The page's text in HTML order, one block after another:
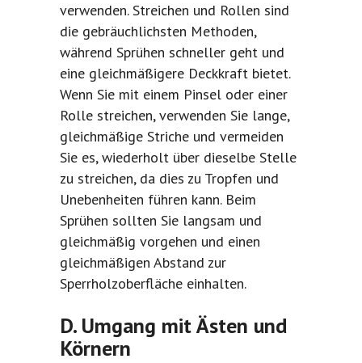
verwenden. Streichen und Rollen sind
die gebräuchlichsten Methoden,
während Sprühen schneller geht und
eine gleichmäßigere Deckkraft bietet.
Wenn Sie mit einem Pinsel oder einer
Rolle streichen, verwenden Sie lange,
gleichmäßige Striche und vermeiden
Sie es, wiederholt über dieselbe Stelle
zu streichen, da dies zu Tropfen und
Unebenheiten führen kann. Beim
Sprühen sollten Sie langsam und
gleichmäßig vorgehen und einen
gleichmäßigen Abstand zur
Sperrholzoberfläche einhalten.
D. Umgang mit Ästen und
Körnern